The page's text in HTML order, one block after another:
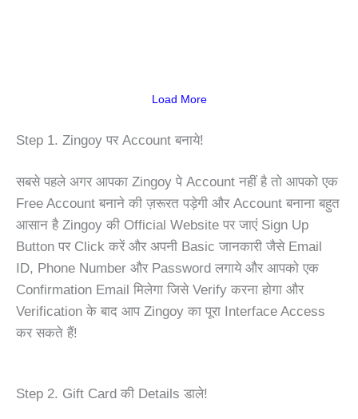
Load More
Step 1. Zingoy पर Account बनाये!
सबसे पहले अगर आपका Zingoy पे Account नहीं है तो आपको एक
Free Account बनाने की ज़रूरत पड़ेगी और Account बनाना बहुत
आसान है Zingoy की Official Website पर जाएं Sign Up
Button पर Click करें और अपनी Basic जानकारी जैसे Email
ID, Phone Number और Password लगाये और आपको एक
Confirmation Email मिलेगा जिसे Verify करना होगा और
Verification के बाद आप Zingoy का पूरा Interface Access
कर सकते हैं!
Step 2. Gift Card की Details डाले!